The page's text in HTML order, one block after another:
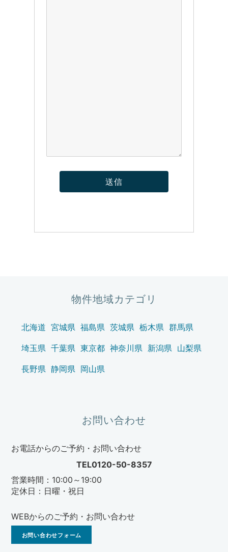
物件地域カテゴリ
北海道 宮城県 福島県 茨城県 栃木県 群馬県
埼玉県 千葉県 東京都 神奈川県 新潟県 山梨県
長野県 静岡県 岡山県
お問い合わせ
お電話からのご予約・お問い合わせ
TEL0120-50-8357
営業時間：10:00～19:00
定休日：日曜・祝日
WEBからのご予約・お問い合わせ
お問い合わせフォーム